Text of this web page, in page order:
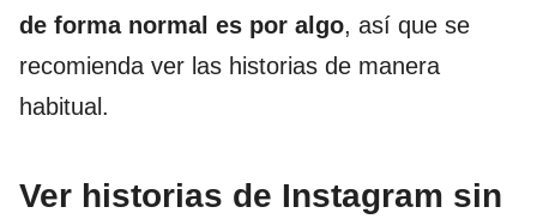
de forma normal es por algo, así que se
recomienda ver las historias de manera
habitual.
Ver historias de Instagram sin